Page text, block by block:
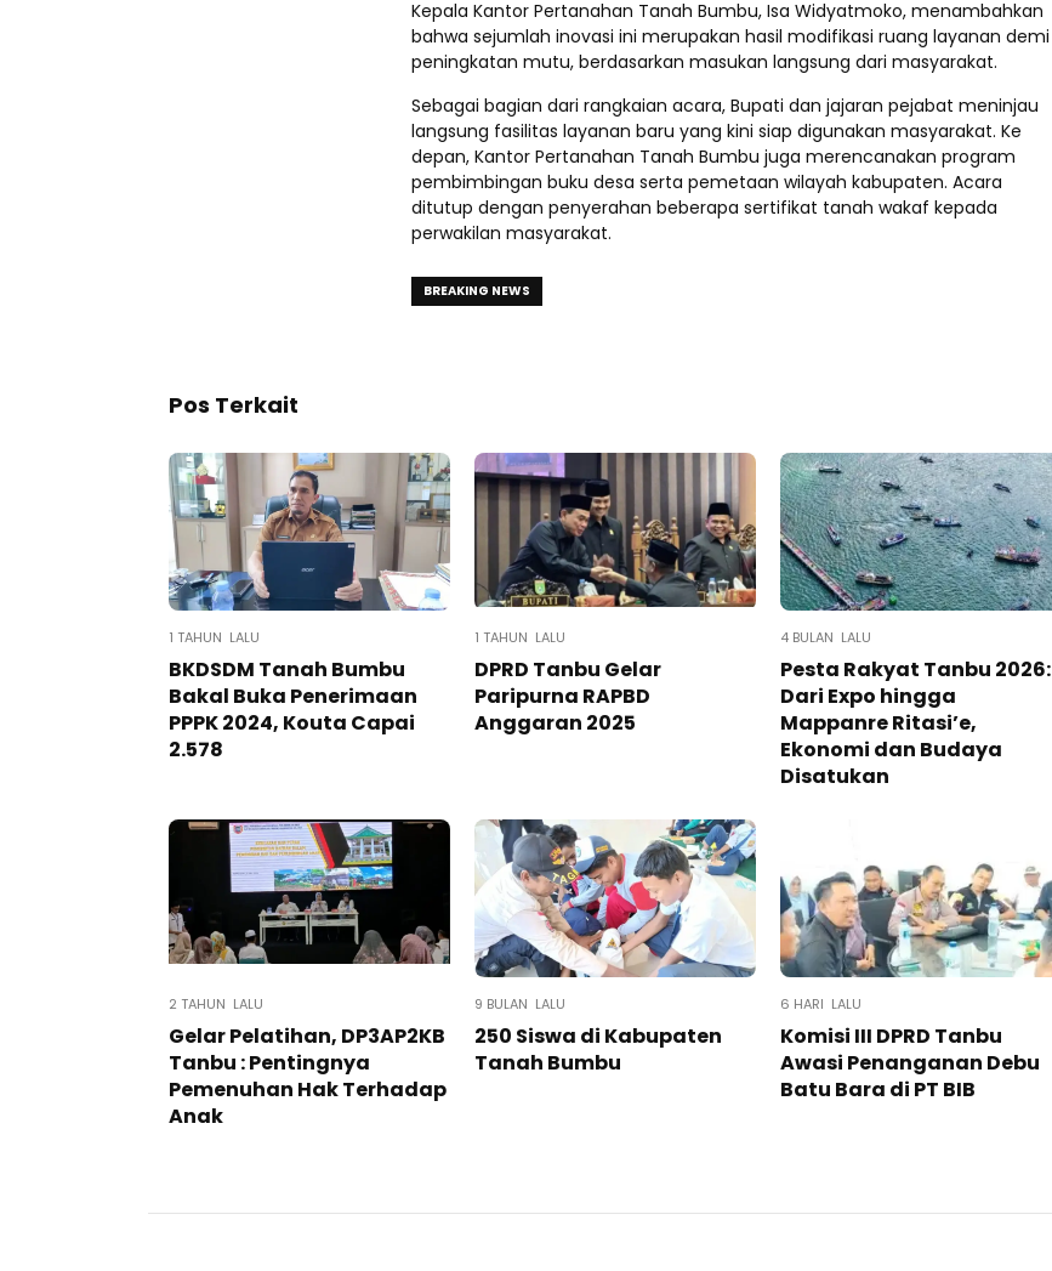
Kepala Kantor Pertanahan Tanah Bumbu, Isa Widyatmoko, menambahkan
bahwa sejumlah inovasi ini merupakan hasil modifikasi ruang layanan demi
peningkatan mutu, berdasarkan masukan langsung dari masyarakat.
Sebagai bagian dari rangkaian acara, Bupati dan jajaran pejabat meninjau
langsung fasilitas layanan baru yang kini siap digunakan masyarakat. Ke
depan, Kantor Pertanahan Tanah Bumbu juga merencanakan program
pembimbingan buku desa serta pemetaan wilayah kabupaten. Acara
ditutup dengan penyerahan beberapa sertifikat tanah wakaf kepada
perwakilan masyarakat.
BREAKING NEWS
Pos Terkait
1 TAHUN LALU
BKDSDM Tanah Bumbu
Bakal Buka Penerimaan
PPPK 2024, Kouta Capai
2.578
1 TAHUN LALU
DPRD Tanbu Gelar
Paripurna RAPBD
Anggaran 2025
4 BULAN LALU
Pesta Rakyat Tanbu 2026:
Dari Expo hingga
Mappanre Ritasi’e,
Ekonomi dan Budaya
Disatukan
2 TAHUN LALU
Gelar Pelatihan, DP3AP2KB
Tanbu : Pentingnya
Pemenuhan Hak Terhadap
Anak
9 BULAN LALU
250 Siswa di Kabupaten
Tanah Bumbu
6 HARI LALU
Komisi III DPRD Tanbu
Awasi Penanganan Debu
Batu Bara di PT BIB